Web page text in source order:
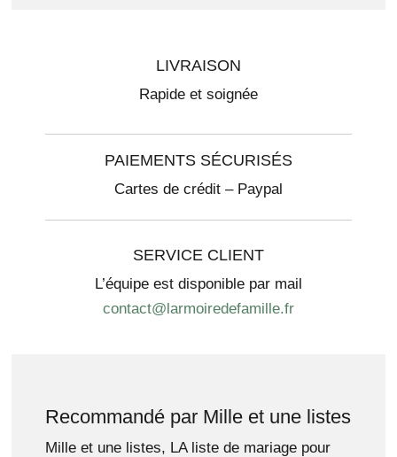
LIVRAISON
Rapide et soignée
PAIEMENTS SÉCURISÉS
Cartes de crédit – Paypal
SERVICE CLIENT
L’équipe est disponible par mail
contact@larmoiredefamille.fr
Recommandé par Mille et une listes
Mille et une listes, LA liste de mariage pour